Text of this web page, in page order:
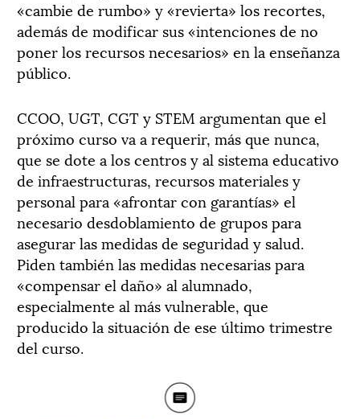
«cambie de rumbo» y «revierta» los recortes,
además de modificar sus «intenciones de no
poner los recursos necesarios» en la enseñanza
público.
CCOO, UGT, CGT y STEM argumentan que el
próximo curso va a requerir, más que nunca,
que se dote a los centros y al sistema educativo
de infraestructuras, recursos materiales y
personal para «afrontar con garantías» el
necesario desdoblamiento de grupos para
asegurar las medidas de seguridad y salud.
Piden también las medidas necesarias para
«compensar el daño» al alumnado,
especialmente al más vulnerable, que
producido la situación de ese último trimestre
del curso.